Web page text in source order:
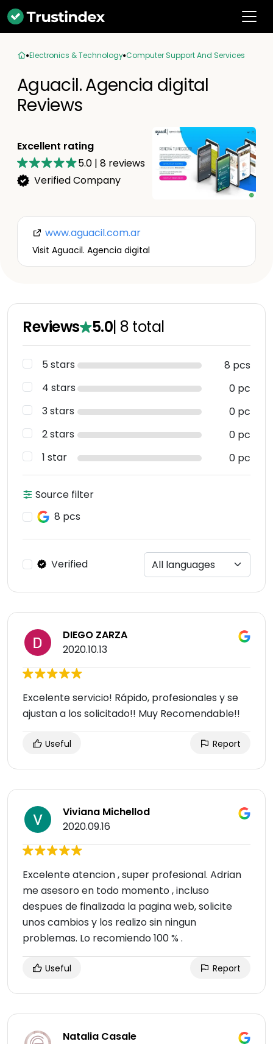
Electronics & Technology Computer Support And Services
Aguacil. Agencia digital
Reviews
Excellent rating
5.0 | 8 reviews
Verified Company
www.aguacil.com.ar
Visit Aguacil. Agencia digital
Reviews 5.0| 8 total
5 stars
8 pcs
4 stars
0 pc
3 stars
0 pc
2 stars
0 pc
1 star
0 pc
Source filter
8 pcs
Verified
DIEGO ZARZA
2020.10.13
Excelente servicio! Rápido, profesionales y se
ajustan a los solicitado!! Muy Recomendable!!
Useful Report
Viviana Michellod
2020.09.16
Excelente atencion , super profesional. Adrian
me asesoro en todo momento , incluso
despues de finalizada la pagina web, solicite
unos cambios y los realizo sin ningun
problemas. Lo recomiendo 100 % .
Useful Report
Natalia Casale